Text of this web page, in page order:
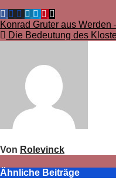
Konrad Gruter aus Werden
Die Bedeutung des
Von Rolevinck
Ähnliche Beiträge